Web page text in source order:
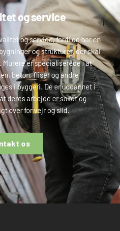
og service
og service, fordi de har en
og strukturer, der skal
er specialiserede i at
beton, fliser og andre
i byggeri. De er uddannet i
deres arbejde er solidt og
over for vejr og slid.
os